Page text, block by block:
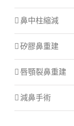
鼻中柱縮減
矽膠鼻重建
唇顎裂鼻重建
減鼻手術